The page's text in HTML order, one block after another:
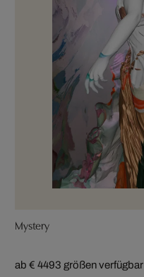
Mystery
ab € 4493 größen verfügbar